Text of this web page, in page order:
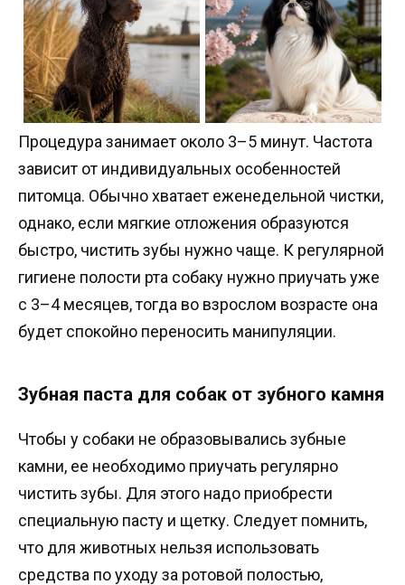
Процедура занимает около 3–5 минут. Частота
зависит от индивидуальных особенностей
питомца. Обычно хватает еженедельной чистки,
однако, если мягкие отложения образуются
быстро, чистить зубы нужно чаще. К регулярной
гигиене полости рта собаку нужно приучать уже
с 3–4 месяцев, тогда во взрослом возрасте она
будет спокойно переносить манипуляции.
Зубная паста для собак от зубного камня
Чтобы у собаки не образовывались зубные
камни, ее необходимо приучать регулярно
чистить зубы. Для этого надо приобрести
специальную пасту и щетку. Следует помнить,
что для животных нельзя использовать
средства по уходу за ротовой полостью,